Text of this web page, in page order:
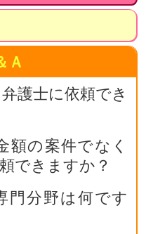
Ａ
弁護士に依頼でき
額の案件でなく
できますか？
門分野は何です